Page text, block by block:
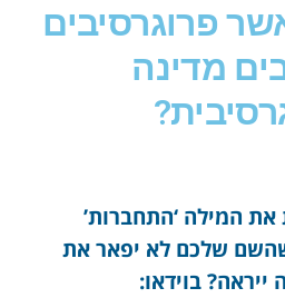
פרוגרסיבים
מדינה
המילה ‘התחברות’
שלכם לא יפאר את
בוידאו: